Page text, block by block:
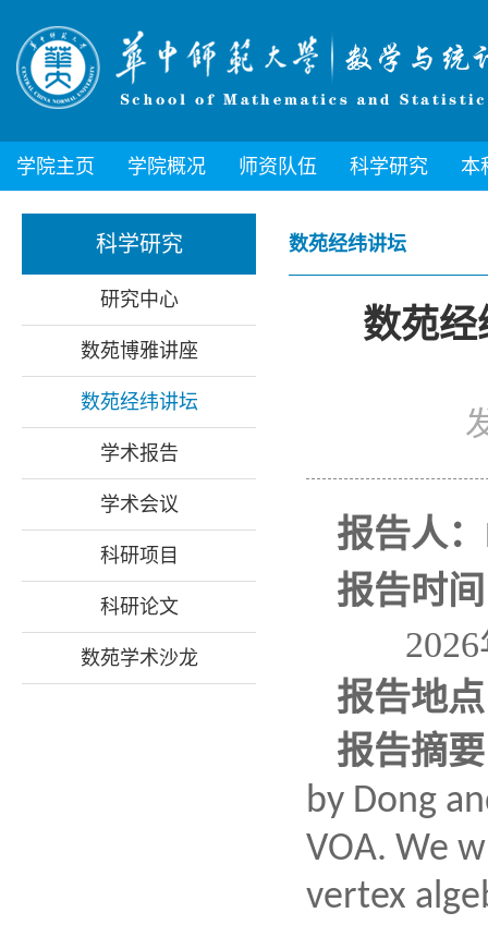
学院主页 学院概况 师资队伍 科学研究 本
科学研究
研究中心
数苑博雅讲座
数苑经纬讲坛
学术报告
学术会议
科研项目
科研论文
数苑学术沙龙
数苑经纬讲坛
数苑
报告人：
报告时
2026
报告地点
报告摘
by Dong
VOA. We
vertex